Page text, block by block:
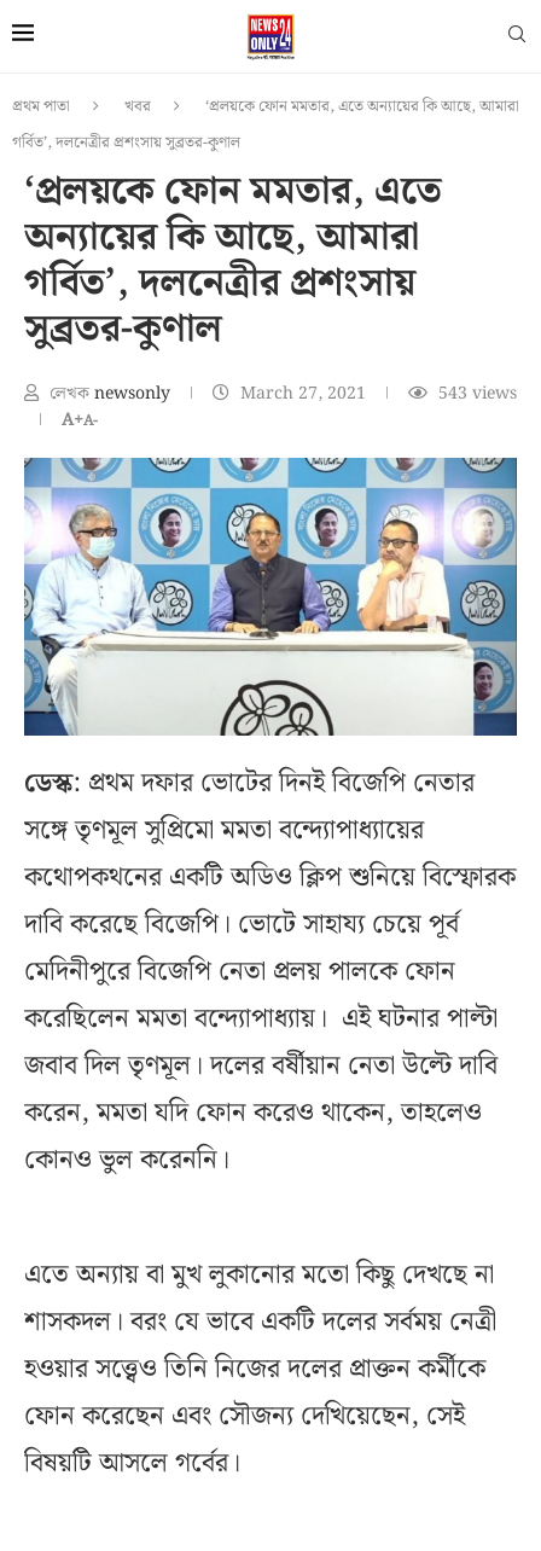
প্রথম পাতা খবর
‘প্রলয়কে ফোন মমতার, এতে অন্যায়ের কি আছে, আমারা
গর্বিত’, দলনেত্রীর প্রশংসায় সুব্রতর-কুণাল
‘প্রলয়কে ফোন মমতার, এতে
অন্যায়ের কি আছে, আমারা
গর্বিত’, দলনেত্রীর প্রশংসায়
সুব্রতর-কুণাল
লেখকnewsonly March 27, 2021 543 views
A+A-
ডেস্ক: প্রথম দফার ভোটের দিনই বিজেপি নেতার
সঙ্গে তৃণমূল সুপ্রিমো মমতা বন্দ্যোপাধ্যায়ের
কথোপকথনের একটি অডিও ক্লিপ শুনিয়ে বিস্ফোরক
দাবি করেছে বিজেপি। ভোটে সাহায্য চেয়ে পূর্ব
মেদিনীপুরে বিজেপি নেতা প্রলয় পালকে ফোন
করেছিলেন মমতা বন্দ্যোপাধ্যায়। এই ঘটনার পাল্টা
জবাব দিল তৃণমূল। দলের বর্ষীয়ান নেতা উল্টে দাবি
করেন, মমতা যদি ফোন করেও থাকেন, তাহলেও
কোনও ভুল করেননি।
এতে অন্যায় বা মুখ লুকানোর মতো কিছু দেখছে না
শাসকদল। বরং যে ভাবে একটি দলের সর্বময় নেত্রী
হওয়ার সত্ত্বেও তিনি নিজের দলের প্রাক্তন কর্মীকে
ফোন করেছেন এবং সৌজন্য দেখিয়েছেন, সেই
বিষয়টি আসলে গর্বের।